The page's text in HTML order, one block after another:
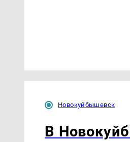
Новокуйбышевск
В